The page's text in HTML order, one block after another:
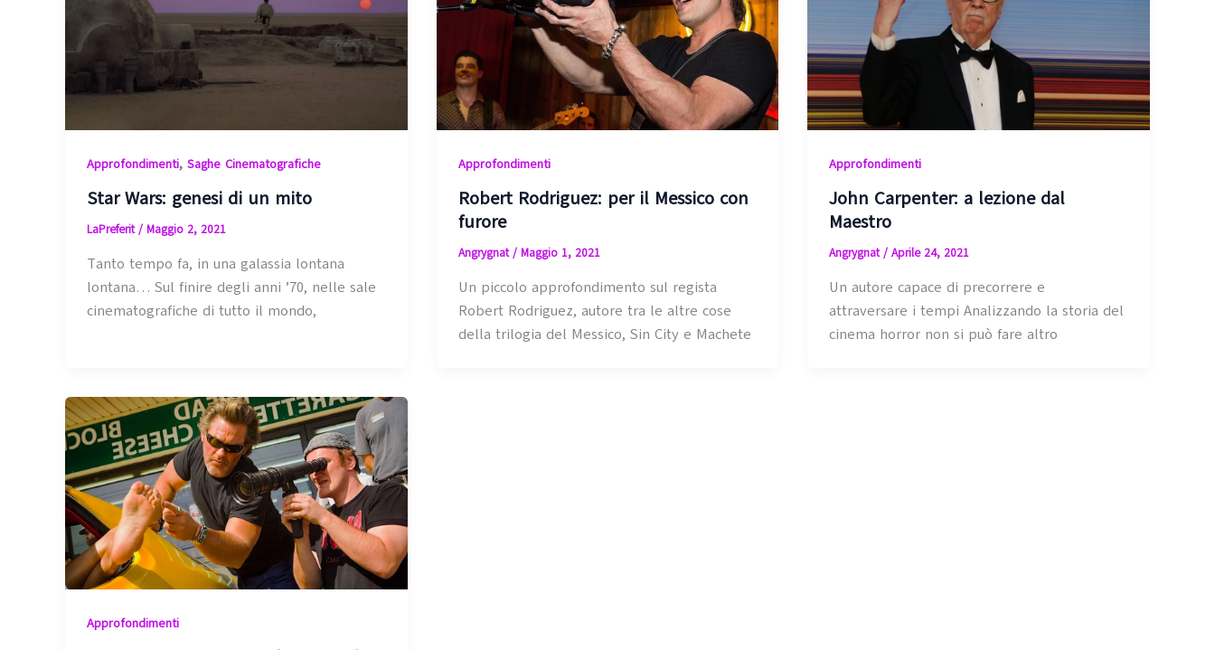
Approfondimenti, Saghe Cinematografiche
Star Wars: genesi di un mito
LaPreferit/ Maggio 2, 2021
Tanto tempo fa, in una galassia lontana
lontana… Sul finire degli anni ’70, nelle sale
cinematografiche di tutto il mondo,
Approfondimenti
Robert Rodriguez: per il Messico con
furore
Angrygnat/ Maggio 1, 2021
Un piccolo approfondimento sul regista
Robert Rodriguez, autore tra le altre cose
della trilogia del Messico, Sin City e Machete
Approfondimenti
John Carpenter: a lezione dal
Maestro
Angrygnat/Aprile 24, 2021
Un autore capace di precorrere e
attraversare i tempi Analizzando la storia del
cinema horror non si può fare altro
Approfondimenti